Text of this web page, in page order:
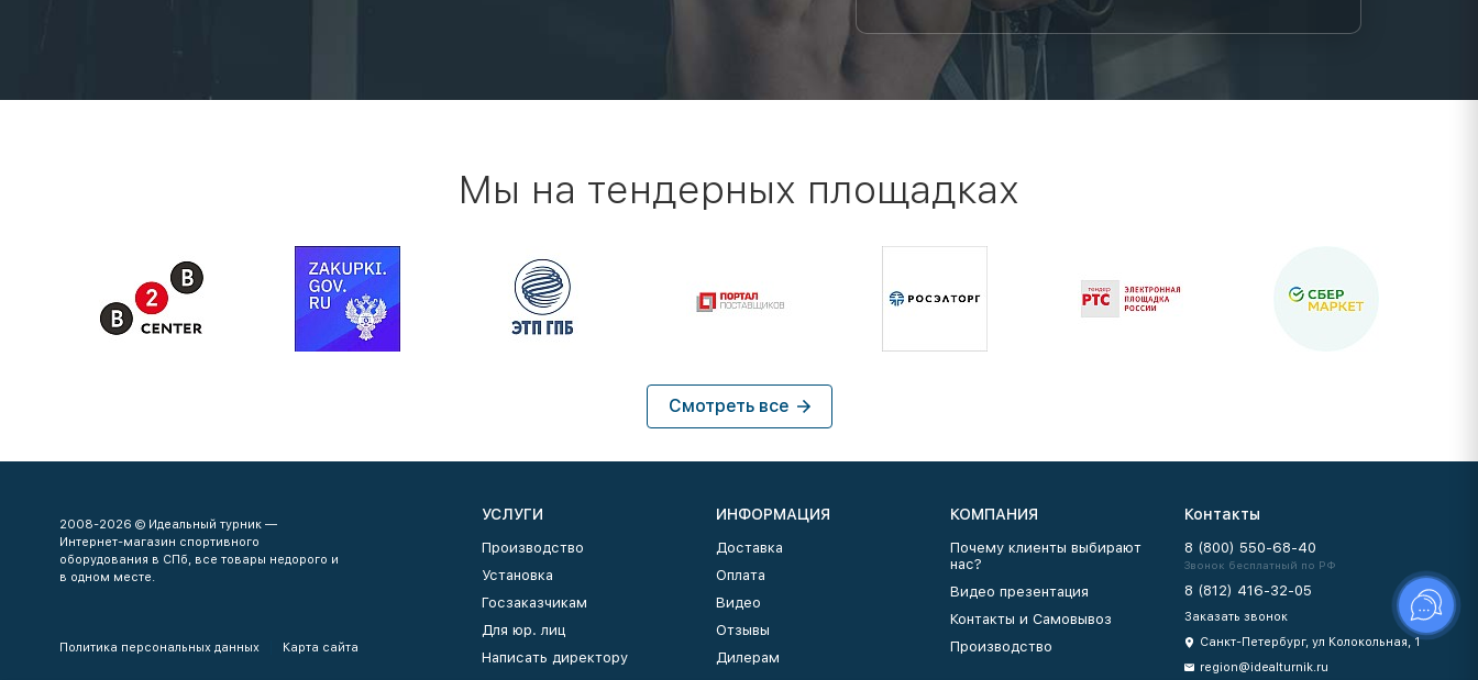
Мы на тендерных площадках
Смотреть все
2008-2026 © Идеальный турник —
Интернет-магазин спортивного
оборудования в СПб, все товары недорого и
в одном месте.
Политика персональных данных Карта сайта
УСЛУГИ
Производство
Установка
Госзаказчикам
Для юр. лиц
Написать директору
ИНФОРМАЦИЯ
Доставка
Оплата
Видео
Отзывы
Дилерам
КОМПАНИЯ
Почему клиенты выбирают
нас?
Видео презентация
Контакты и Самовывоз
Производство
Контакты
8 (800) 550-68-40
Звонок бесплатный по РФ
8 (812) 416-32-05
Заказать звонок
Санкт-Петербург, ул Колокольная, 1
region@idealturnik.ru